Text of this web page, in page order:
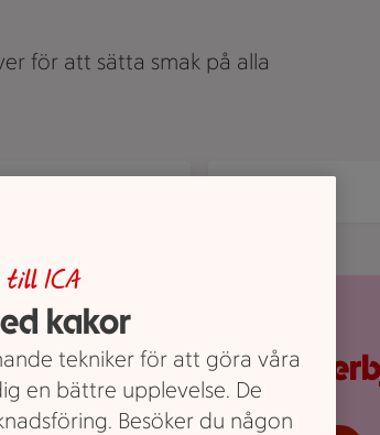
för att sätta smak på alla
veckans
till ICA
kakor
tekniker för att göra våra
en bättre upplevelse. De
Besöker du någon